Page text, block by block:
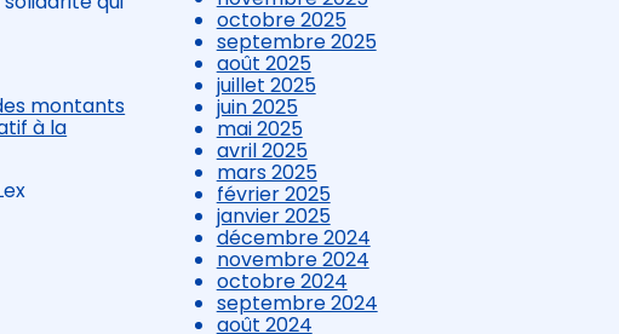
montants
à la
octobre 2025
septembre 2025
août 2025
juillet 2025
juin 2025
mai 2025
avril 2025
mars 2025
février 2025
janvier 2025
décembre 2024
novembre 2024
octobre 2024
septembre 2024
août 2024